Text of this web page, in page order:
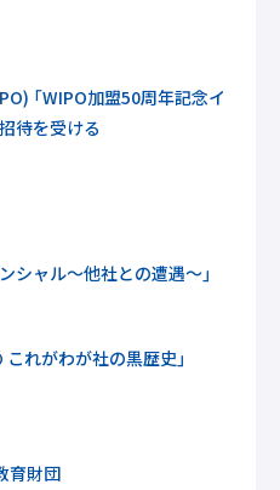
「WIPO加盟50周年記念イ
待を受ける
シャル～他社との遭遇～」
れがわが社の黒歴史」
育財団